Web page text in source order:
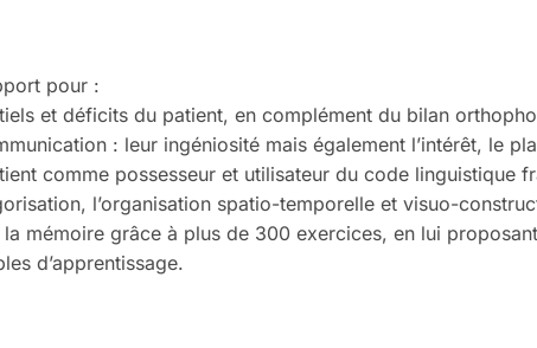
pour :
et déficits du patient, en complément du bilan
: leur ingéniosité mais également l’intérêt, le
comme possesseur et utilisateur du code linguistique
l’organisation spatio-temporelle et visuo-
mémoire grâce à plus de 300 exercices, en lui
d’apprentissage.